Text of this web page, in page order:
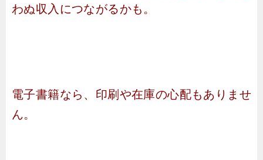
わぬ収入につながるかも。
電子書籍なら、印刷や在庫の心配もありませ
ん。